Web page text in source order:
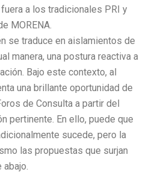
a los tradicionales PRI y
MORENA.
se traduce en aislamientos de
manera, una postura reactiva a
Bajo este contexto, al
una brillante oportunidad de
de Consulta a partir del
pertinente. En ello, puede que
sucede, pero la
las propuestas que surjan